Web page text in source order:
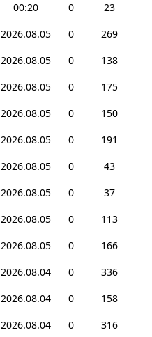
00:20 0
23
2026.08.05 0 269
2026.08.05 0
138
2026.08.05 0
175
2026.08.05 0
150
2026.08.05 0
191
2026.08.05 0
43
2026.08.05 0
37
2026.08.05 0
113
2026.08.05 0
166
2026.08.04 0
336
2026.08.04 0
158
2026.08.04 0 316